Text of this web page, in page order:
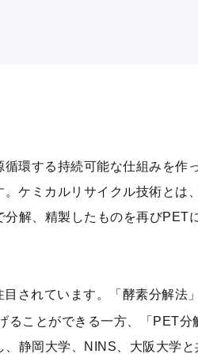
環する持続可能な仕組みを作
ケミカルリサイクル技術とは
解、精製したものを再びPET
されています。「酵素分解法
ることができる一方、「PET分
静岡大学、NINS、大阪大学と